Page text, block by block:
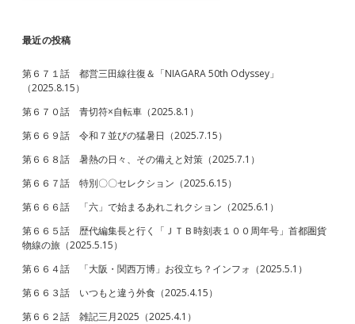
そ
て
新
橋
最近の投稿
第６７１話 都営三田線往復＆「NIAGARA 50th Odyssey」
（2025.8.15）
第６７０話 青切符×自転車（2025.8.1）
第６６９話 令和７並びの猛暑日（2025.7.15）
第６６８話 暑熱の日々、その備えと対策（2025.7.1）
第６６７話 特別〇〇セレクション（2025.6.15）
第６６６話 「六」で始まるあれこれクション（2025.6.1）
第６６５話 歴代編集長と行く「ＪＴＢ時刻表１００周年号」首都圏貨
物線の旅（2025.5.15）
第６６４話 「大阪・関西万博」お役立ち？インフォ（2025.5.1）
第６６３話 いつもと違う外食（2025.4.15）
第６６２話 雑記三月2025（2025.4.1）